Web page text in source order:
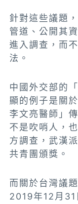
針對這些議題
管道、公開其
進入調查，而
法。
中國外交部的
顯的例子是關
李文亮醫師」
不是吹哨人，
方調查，武漢
共青團頒獎。
而關於台灣議
2019年12月31